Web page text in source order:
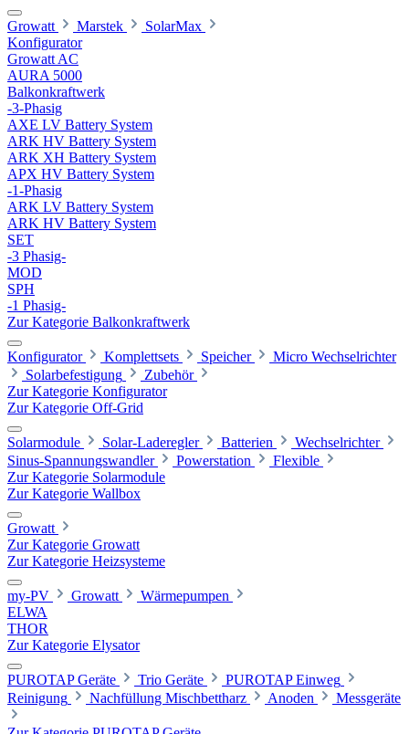
Growatt Marstek
SolarMax
Konfigurator
Growatt AC
AURA 5000
Balkonkraftwerk
-3-Phasig
AXE LV Battery System
ARK HV Battery System
ARK XH Battery System
APX HV Battery System
-1-Phasig
ARK LV Battery System
ARK HV Battery System
SET
-3 Phasig-
MOD
SPH
-1 Phasig-
Zur Kategorie Balkonkraftwerk
Konfigurator Komplettsets Speicher
Micro Wechselrichter
Solarbefestigung
Zubehör
Zur Kategorie Konfigurator
Zur Kategorie Off-Grid
Solarmodule Solar-Laderegler Batterien
Wechselrichter
Sinus-Spannungswandler
Powerstation
Flexible
Zur Kategorie Solarmodule
Zur Kategorie Wallbox
Growatt
Zur Kategorie Growatt
Zur Kategorie Heizsysteme
my-PV Growatt
Wärmepumpen
ELWA
THOR
Zur Kategorie Elysator
PUROTAP Geräte Trio Geräte
PUROTAP Einweg
Reinigung
Nachfüllung Mischbettharz Anoden Messgeräte